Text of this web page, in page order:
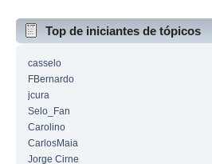
Top de iniciantes de tópicos
casselo
FBernardo
jcura
Selo_Fan
Carolino
CarlosMaia
Jorge Cirne